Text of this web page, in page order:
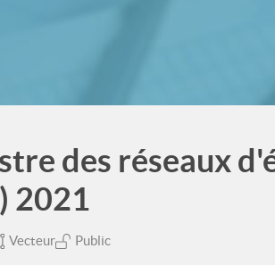
des réseaux
2021
Vecteur Public